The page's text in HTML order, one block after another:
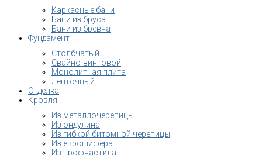
Каркасные бани
Бани из бруса
Бани из бревна
Фундамент
Столбчатый
Свайно-винтовой
Монолитная плита
Ленточный
Отделка
Кровля
Из металлочерепицы
Из ондулина
Из гибкой битомной черепицы
Из еврошифера
Из профнастила